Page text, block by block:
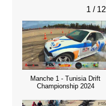
1 / 12
Manche 1 - Tunisia Drift
Championship 2024